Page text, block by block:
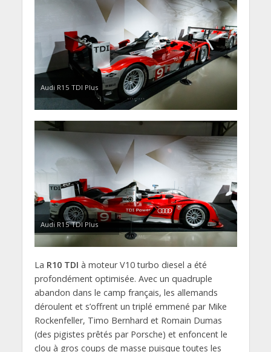
Audi R15 TDI Plus
Audi R15 TDI Plus
La R10 TDI à moteur V10 turbo diesel a été
profondément optimisée. Avec un quadruple
abandon dans le camp français, les allemands
déroulent et s’offrent un triplé emmené par Mike
Rockenfeller, Timo Bernhard et Romain Dumas
(des pigistes prêtés par Porsche) et enfoncent le
clou à gros coups de masse puisque toutes les